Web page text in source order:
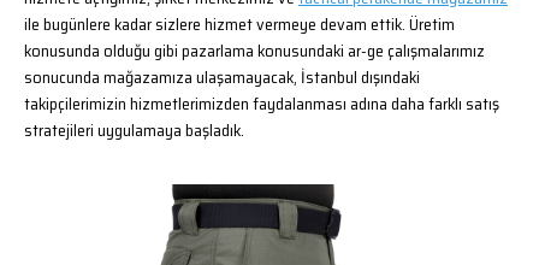
ile bugünlere kadar sizlere hizmet vermeye devam ettik. Üretim
konusunda olduğu gibi pazarlama konusundaki ar-ge çalışmalarımız
sonucunda mağazamıza ulaşamayacak, İstanbul dışındaki
takipçilerimizin hizmetlerimizden faydalanması adına daha farklı satış
stratejileri uygulamaya başladık.